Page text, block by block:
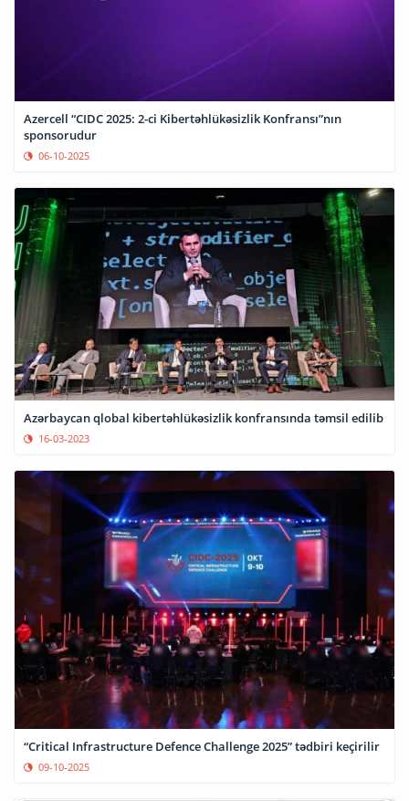
Azercell “CIDC 2025: 2-ci Kibertəhlükəsizlik Konfransı”nın
sponsorudur
06-10-2025
Azərbaycan qlobal kibertəhlükəsizlik konfransında təmsil edilib
16-03-2023
“Critical Infrastructure Defence Challenge 2025” tədbiri keçirilir
09-10-2025